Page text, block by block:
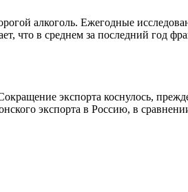
алкоголь. Ежегодные
что в среднем за последний год
экспорта коснулось,
экспорта в Россию, в